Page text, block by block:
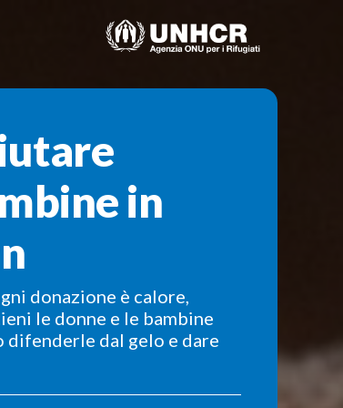
in
donazione è calore,
le donne e le bambine
difenderle dal gelo e dare